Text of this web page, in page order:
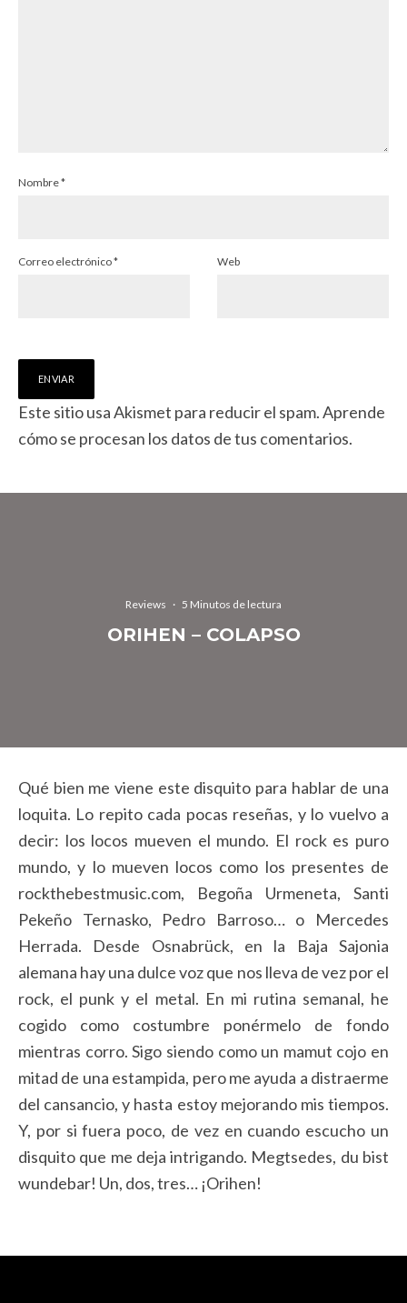
Nombre*
Correo electrónico* Web
Este sitio usa Akismet para reducir el spam.Aprende
cómo se procesan los datos de tus comentarios.
Reviews · 5 Minutos de lectura
ORIHEN – COLAPSO
Qué bien me viene este disquito para hablar de una
loquita. Lo repito cada pocas reseñas, y lo vuelvo a
decir: los locos mueven el mundo. El rock es puro
mundo, y lo mueven locos como los presentes de
rockthebestmusic.com, Begoña Urmeneta, Santi
Pekeño Ternasko, Pedro Barroso… o Mercedes
Herrada. Desde Osnabrück, en la Baja Sajonia
alemana hay una dulce voz que nos lleva de vez por el
rock, el punk y el metal. En mi rutina semanal, he
cogido como costumbre ponérmelo de fondo
mientras corro. Sigo siendo como un mamut cojo en
mitad de una estampida, pero me ayuda a distraerme
del cansancio, y hasta estoy mejorando mis tiempos.
Y, por si fuera poco, de vez en cuando escucho un
disquito que me deja intrigando. Megtsedes, du bist
wundebar! Un, dos, tres… ¡Orihen!